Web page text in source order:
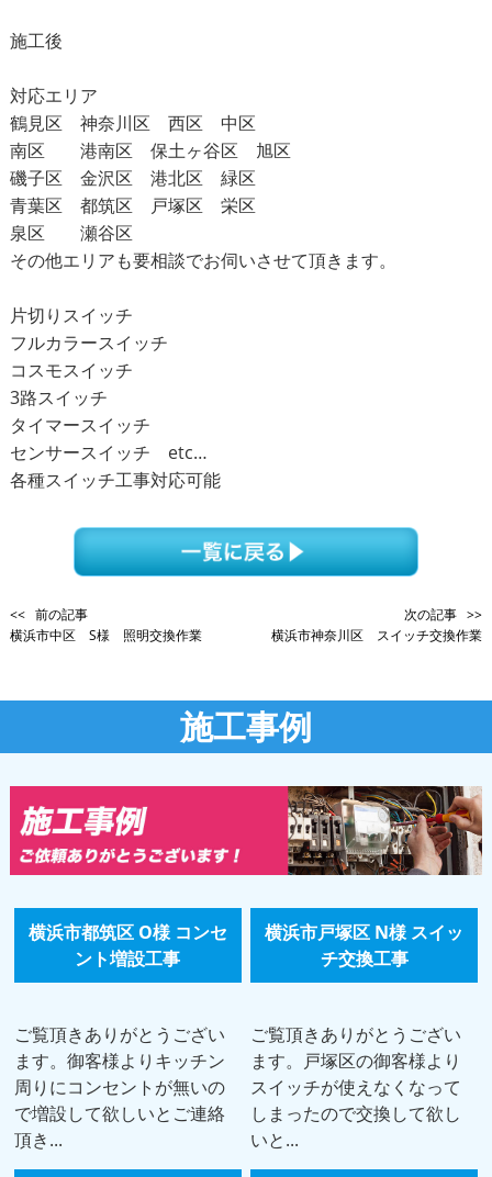
施工後
対応エリア
鶴見区 神奈川区 西区 中区
南区 港南区 保土ヶ谷区 旭区
磯子区 金沢区 港北区 緑区
青葉区 都筑区 戸塚区 栄区
泉区 瀬谷区
その他エリアも要相談でお伺いさせて頂きます。
片切りスイッチ
フルカラースイッチ
コスモスイッチ
3路スイッチ
タイマースイッチ
センサースイッチ etc…
各種スイッチ工事対応可能
<< 前の記事
横浜市中区 S様 照明交換作業
次の記事 >>
横浜市神奈川区 スイッチ交換作業
施工事例
横浜市都筑区 O様 コンセ
ント増設工事
ご覧頂きありがとうござい
ます。御客様よりキッチン
周りにコンセントが無いの
で増設して欲しいとご連絡
頂き...
横浜市戸塚区 N様 スイッ
チ交換工事
ご覧頂きありがとうござい
ます。戸塚区の御客様より
スイッチが使えなくなって
しまったので交換して欲し
いと...